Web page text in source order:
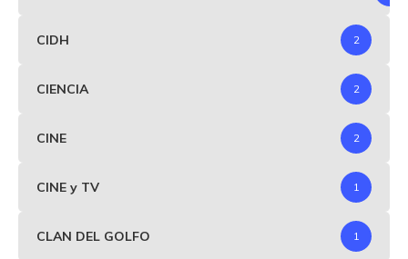
CIDH 2
CIENCIA 2
CINE 2
CINE y TV 1
CLAN DEL GOLFO 1